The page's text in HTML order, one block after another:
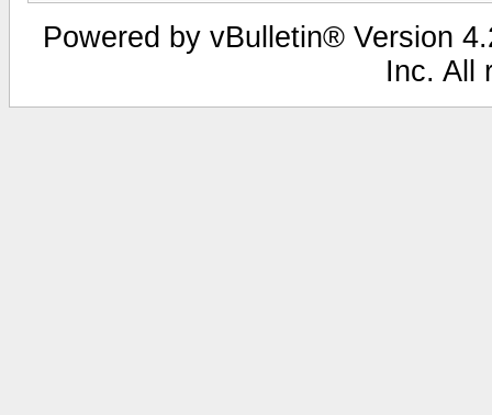
Powered by vBulletin® Version
Inc. All